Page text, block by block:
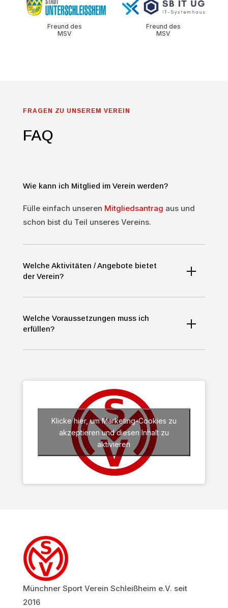
Freund des
MSV
Freund des
MSV
FRAGEN ZU UNSEREM VEREIN
FAQ
Wie kann ich Mitglied im Verein werden?
Fülle einfach unseren Mitgliedsantrag aus und
schon bist du Teil unseres Vereins.
Welche Aktivitäten / Angebote bietet
der Verein?
Welche Voraussetzungen muss ich
erfüllen?
Klicke hier, um Marketing-Cookies zu
akzeptieren und diesen Inhalt zu
aktivieren
Münchner Sport Verein Schleißheim e.V. seit
2016